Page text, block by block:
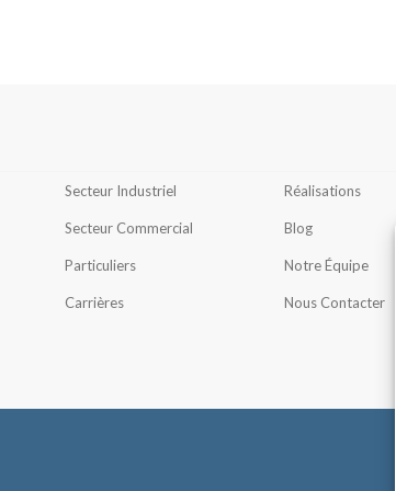
Secteur Industriel
Secteur Commercial
Particuliers
Carrières
Réalisations
Blog
Notre Équipe
Nous Contacter